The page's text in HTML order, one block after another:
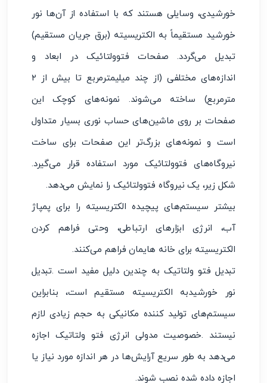
خورشیدی، وسایلی هستند که با استفاده از آن‌ها نور
خورشید مستقیماً به الکتریسیته (برق جریان مستقیم)
تبدیل می‌گردد. صفحات فتوولتائیک در ابعاد و
اندازه‌های مختلفی (از چند میلیمترمربع تا بیش از ۲
مترمربع) ساخته می‌شوند. نمونه‌های کوچک این
صفحات بر روی ماشین‌های حساب نوری بسیار متداول
است و نمونه‌های بزرگ‌تر این صفحات برای ساخت
نیروگاه‌های فتوولتائیک مورد استفاده قرار می‌گیرد.
شکل زیر، یک نیروگاه فتوولتائیک را نمایش می‌دهد.
بیشتر سیستم‌های پیچیده الکتریسیته را برای پمپاژ
آب، انرژی ابزارهای ارتباطی، وحتی فراهم کردن
الکتریسیته برای خانه هایمان فراهم می‌کنند.
تبدیل فتو ولتاتیک به چندین دلیل مفید است .تبدیل
نور خورشیدبه الکتریسیته مستقیم است، بنابراین
سیستم‌های تولید کننده مکانیکی به حجم زیادی لازم
نیستند .خصوصیت مدولی انرژی فتو ولتاتیک اجازه
می‌دهد به طور سریع آرایش‌ها در هر اندازه مورد نیاز یا
اجازه داده شده نصب شوند.